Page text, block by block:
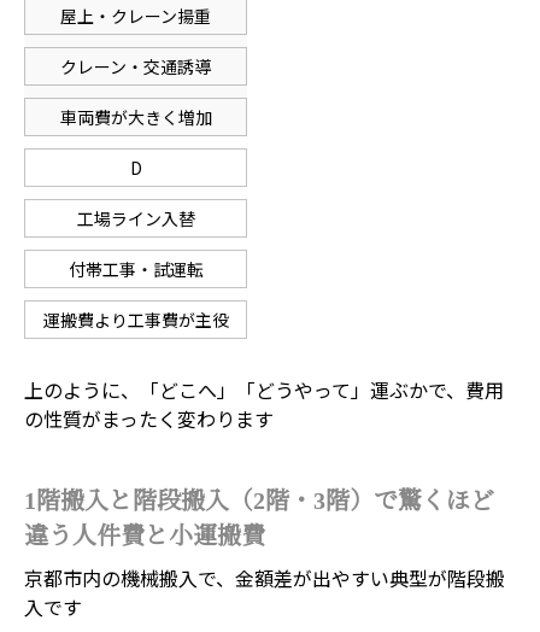
屋上・クレーン揚重
クレーン・交通誘導
車両費が大きく増加
D
工場ライン入替
付帯工事・試運転
運搬費より工事費が主役
上のように、「どこへ」「どうやって」運ぶかで、費用
の性質がまったく変わります
1階搬入と階段搬入（2階・3階）で驚くほど
違う人件費と小運搬費
京都市内の機械搬入で、金額差が出やすい典型が階段搬
入です